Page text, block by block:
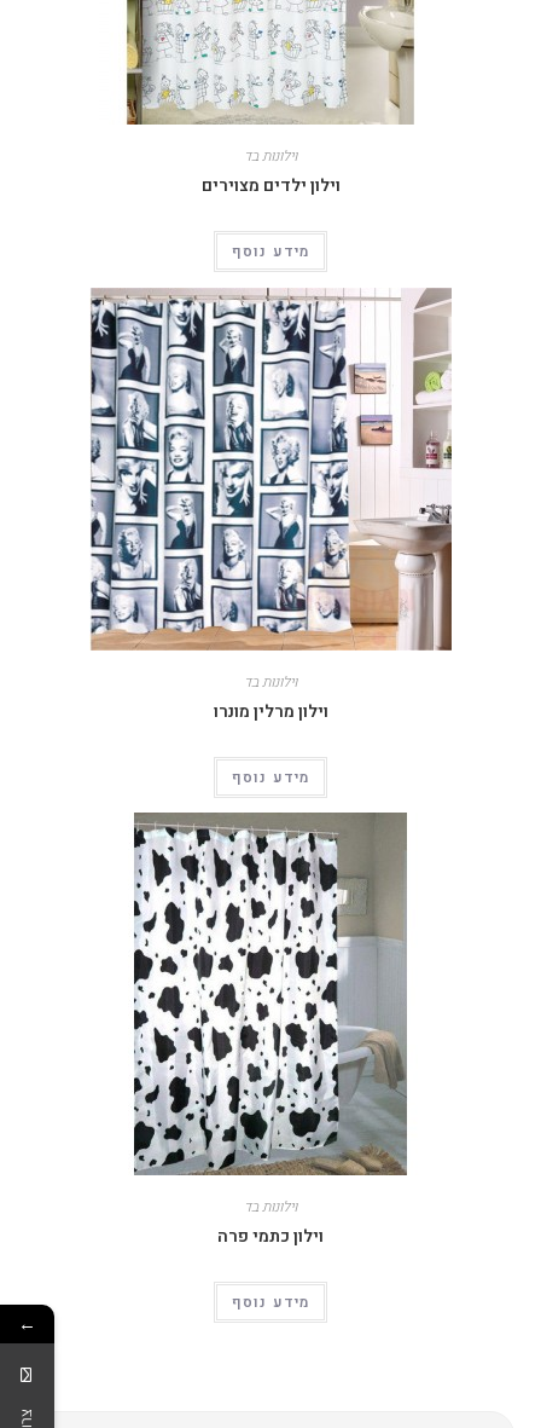
וילונות בד
וילון ילדים מצוירים
מידע נוסף
וילונות בד
וילון מרלין מונרו
מידע נוסף
וילונות בד
וילון כתמי פרה
מידע נוסף
←